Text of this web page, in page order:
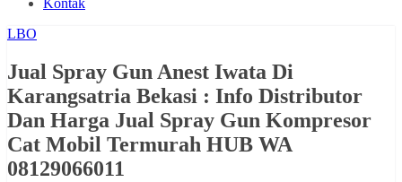
Kontak
LBO
Jual Spray Gun Anest Iwata Di
Karangsatria Bekasi : Info Distributor
Dan Harga Jual Spray Gun Kompresor
Cat Mobil Termurah HUB WA
08129066011